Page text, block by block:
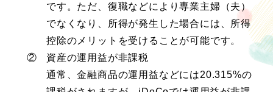
です。ただ、復職などにより専業主婦（夫）
でなくなり、所得が発生した場合には、所得
控除のメリットを受けることが可能です。
②
資産の運用益が非課税
通常、金融商品の運用益などには20.315%の